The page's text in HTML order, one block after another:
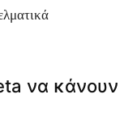
να κάνουν